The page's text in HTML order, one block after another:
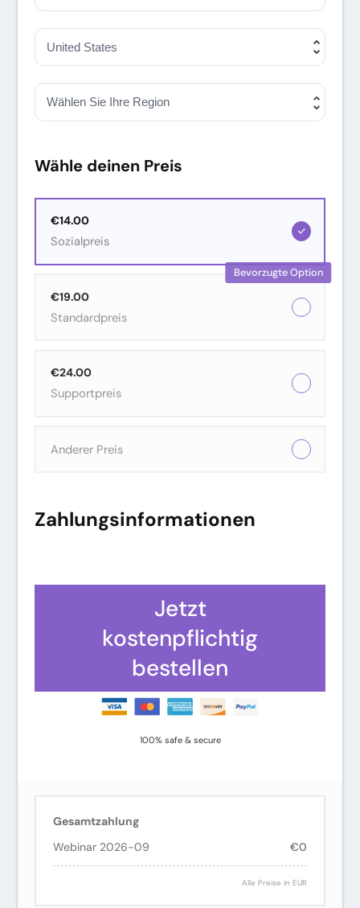
Wähle deinen Preis
Sozialpreis
€14.00
Bevorzugte Option
Standardpreis
€19.00
Supportpreis
€24.00
Anderer Preis
Zahlungsinformationen
Jetzt
kostenpflichtig
bestellen
100% safe & secure
Gesamtzahlung
Webinar 2026-09
€0
Alle Preise in EUR